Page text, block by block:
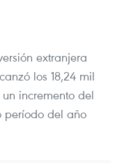
extranjera
los 18,24 mil
incremento del
período del año